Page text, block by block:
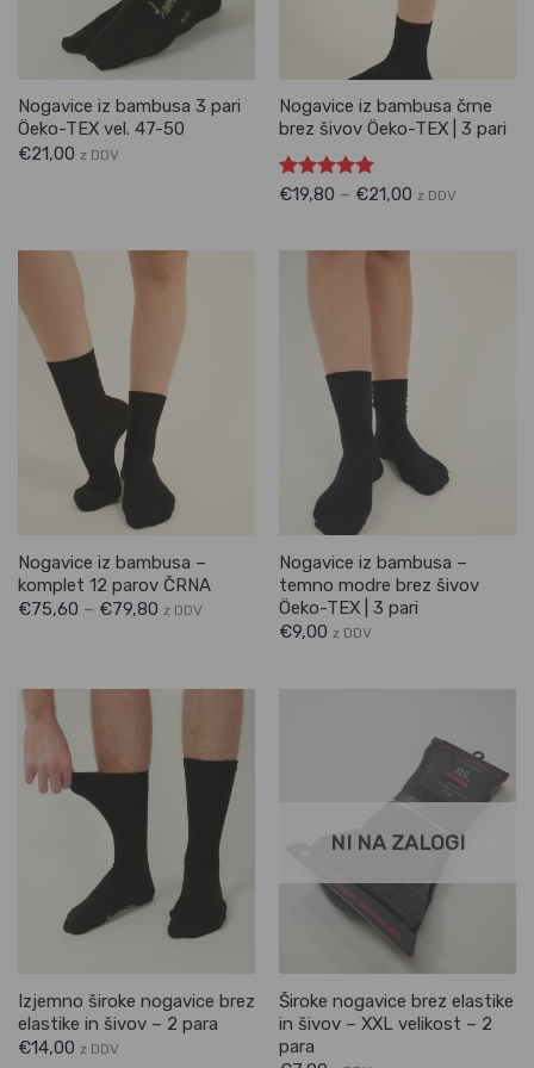
Nogavice iz bambusa 3 pari
Öeko-TEX vel. 47-50
€21,00 z DDV
Nogavice iz bambusa črne
brez šivov Öeko-TEX | 3 pari
Ocenjeno
€19,80 – €21,00 z DDV
Nogavice iz bambusa –
komplet 12 parov ČRNA
€75,60 – €79,80 z DDV
Nogavice iz bambusa –
temno modre brez šivov
Öeko-TEX | 3 pari
€9,00 z DDV
Izjemno široke nogavice brez
elastike in šivov – 2 para
€14,00 z DDV
NI NA ZALOGI
Široke nogavice brez elastike
in šivov – XXL velikost – 2
para